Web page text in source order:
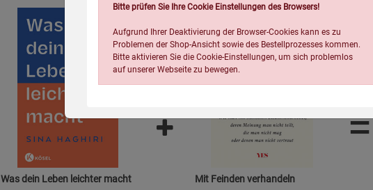
Was dein Leben leichter macht Mit Feinden verhandeln
=
Bitte prüfen Sie Ihre Cookie Einstellungen des Browsers!
Aufgrund Ihrer Deaktivierung der Browser-Cookies kann es zu
Problemen der Shop-Ansicht sowie des Bestellprozesses kommen.
Bitte aktivieren Sie die Cookie-Einstellungen, um sich problemlos
auf unserer Webseite zu bewegen.
Einstellungen speichern für die GruppeEinstellungen speichern für die Gruppe